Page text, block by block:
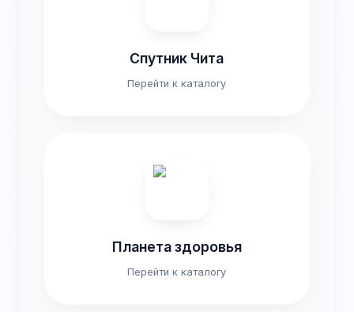
Спутник Чита
Перейти к каталогу
Планета здоровья
Перейти к каталогу